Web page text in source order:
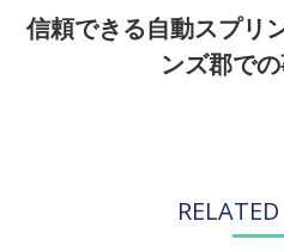
信頼できる自動スプリ
ンズ郡で